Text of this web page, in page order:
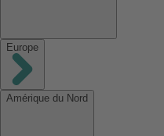
Europe
Amérique du Nord